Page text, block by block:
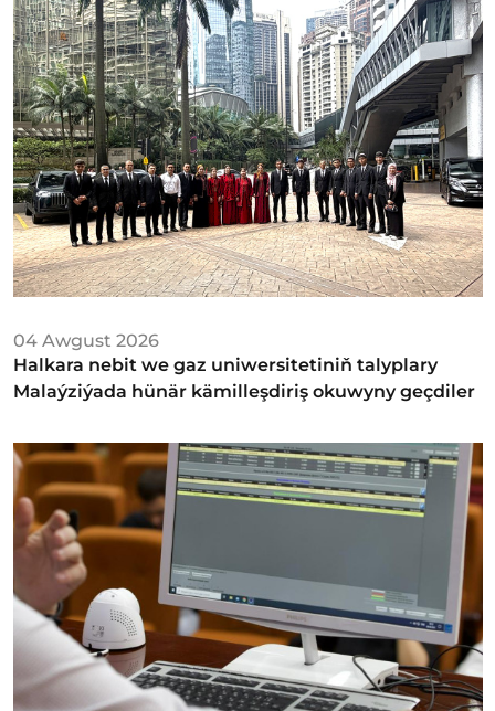
04 Awgust 2026
Halkara nebit we gaz uniwersitetiniň talyplary
Malaýziýada hünär kämilleşdiriş okuwyny geçdiler